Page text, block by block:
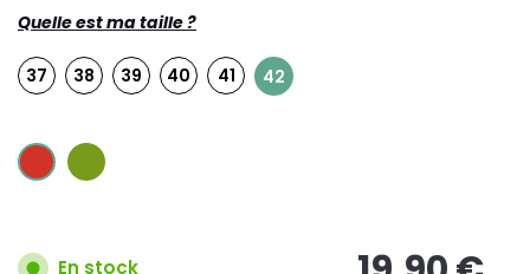
Quelle est ma taille ?
37 38 39 40 41 42
En stock